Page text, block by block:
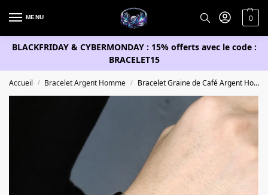
MENU 0
BLACKFRIDAY & CYBERMONDAY : 15% offerts avec le code :
BRACELET15
Accueil / Bracelet Argent Homme / Bracelet Graine de Café Argent Homme